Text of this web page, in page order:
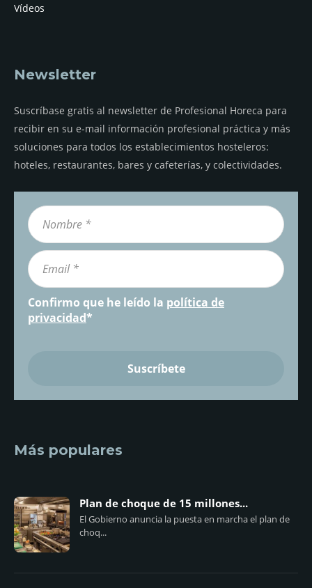
Vídeos
Newsletter
Suscríbase gratis al newsletter de Profesional Horeca para
recibir en su e-mail información profesional práctica y más
soluciones para todos los establecimientos hosteleros:
hoteles, restaurantes, bares y cafeterías, y colectividades.
Confirmo que he leído la política de
privacidad*
Más populares
Plan de choque de 15 millones...
El Gobierno anuncia la puesta en marcha el plan de
choq...